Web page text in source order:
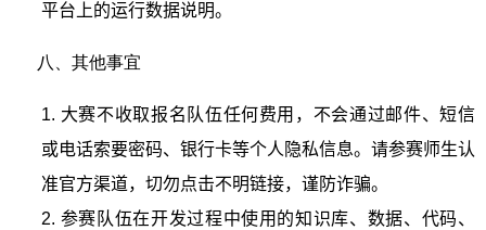
平台上的运行数据说明。
八、其他事宜
1. 大赛不收取报名队伍任何费用，不会通过邮件、短信
或电话索要密码、银行卡等个人隐私信息。请参赛师生认
准官方渠道，切勿点击不明链接，谨防诈骗。
2. 参赛队伍在开发过程中使用的知识库、数据、代码、